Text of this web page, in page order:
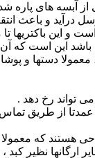
آبسه های
و باعث
و این
است كه آن
معمولا
تواند رخ دهد .
از طریق تماس
هستند كه
نظیر كبد ،